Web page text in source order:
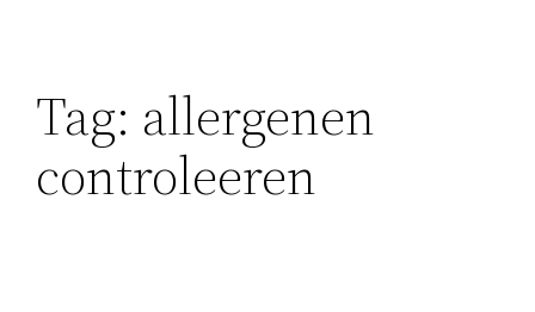
Tag: allergenen
controleeren